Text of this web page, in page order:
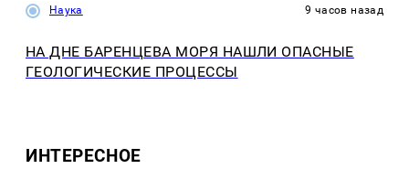
Наука 9 часов назад
НА ДНЕ БАРЕНЦЕВА МОРЯ НАШЛИ ОПАСНЫЕ
ГЕОЛОГИЧЕСКИЕ ПРОЦЕССЫ
ИНТЕРЕСНОЕ